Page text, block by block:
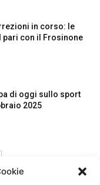
in corso: le
pari con il Frosinone
di oggi sullo sport
2025